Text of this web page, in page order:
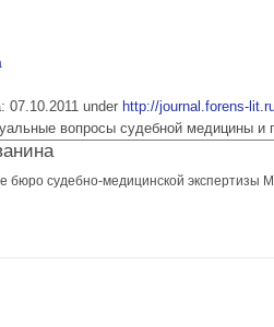
07.10.2011 under http://journal.forens-
вопросы судебной медицины и
бюро судебно-медицинской экспертизы